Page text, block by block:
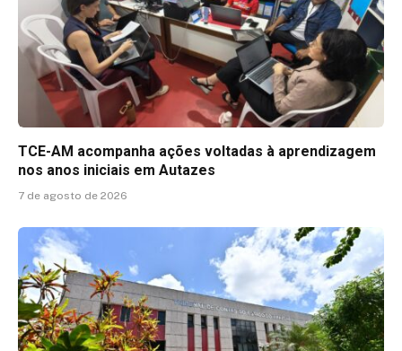
TCE-AM acompanha ações voltadas à aprendizagem
nos anos iniciais em Autazes
7 de agosto de 2026